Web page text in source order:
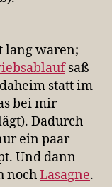
lang waren;
saß
statt im
bei mir
Dadurch
ein paar
Und dann
nochLasagne.